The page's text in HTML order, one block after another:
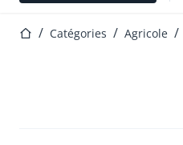
Page d'accueil
Catégories Agricole